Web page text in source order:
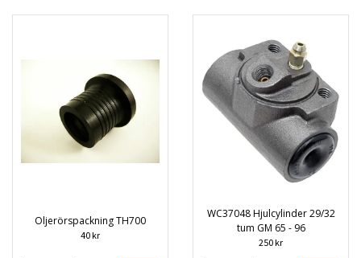
Oljerörspackning TH700
40 kr
WC37048 Hjulcylinder 29/32
tum GM 65 - 96
250 kr